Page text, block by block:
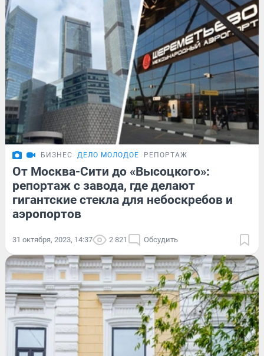
БИЗНЕС ДЕЛО МОЛОДОЕ РЕПОРТАЖ
От Москва-Сити до «Высоцкого»:
репортаж с завода, где делают
гигантские стекла для небоскребов и
аэропортов
31 октября, 2023, 14:37 2 821 Обсудить